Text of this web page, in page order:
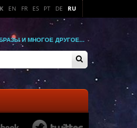
EN FR ES PT DE RU
И МНОГОЕ ДРУГОЕ...